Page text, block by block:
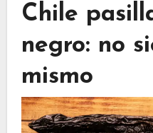
Chile
negro: no
mismo